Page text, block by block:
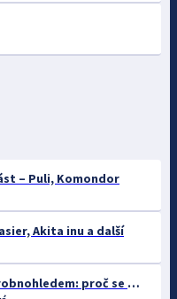
– Puli, Komondor
Akita inu a další
Aujezskyho choroba pod drobnohledem: proč se o ní nyní mluví více než dříve